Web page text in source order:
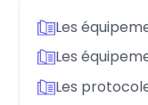
Les
Les
Les